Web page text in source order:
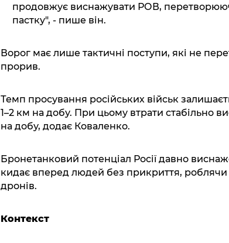
продовжує виснажувати РОВ,
пастку", - пише він.
Ворог має лише тактичні поступи, які не
прорив.
Темп просування російських військ
1–2 км на добу. При цьому втрати стабільно
на добу, додає Коваленко.
Бронетанковий потенціал Росії давно
кидає вперед людей без прикриття,
дронів.
Контекст